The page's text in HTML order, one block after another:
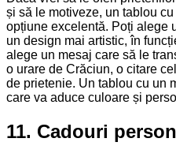
și să le motiveze, un tablou
opțiune excelentă. Poți alege
un design mai artistic, în
alege un mesaj care să le
o urare de Crăciun, o citare
de prietenie. Un tablou cu un
care va aduce culoare și
11. Cadouri